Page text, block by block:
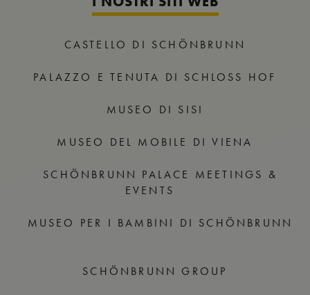
CASTELLO DI SCHÖNBRUNN
PALAZZO E TENUTA DI SCHLOSS HOF
MUSEO DI SISI
MUSEO DEL MOBILE DI VIENA
SCHÖNBRUNN PALACE MEETINGS &
EVENTS
MUSEO PER I BAMBINI DI SCHÖNBRUNN
SCHÖNBRUNN GROUP